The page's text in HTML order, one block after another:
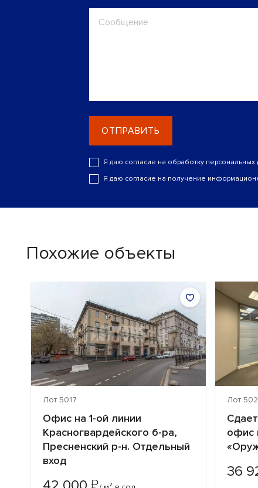
ОТПРАВИТЬ
Я даю согласие на обработку персональных
Я даю согласие на получение
Похожие объекты
Лот 5017
Офис на 1-ой линии
Красногвардейского б-ра,
Пресненский р-н. Отдельный
вход
₽
Лот
офис
36